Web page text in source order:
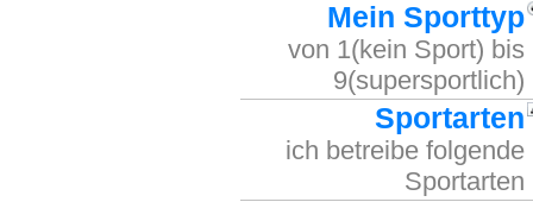
Mein Sporttyp
von 1(kein Sport) bis
9(supersportlich)
Sportarten
ich betreibe folgende
Sportarten